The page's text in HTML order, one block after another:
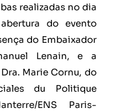
realizadas no dia
do evento
do Embaixador
Lenain, e a
Marie Cornu, do
du Politique
ENS Paris-